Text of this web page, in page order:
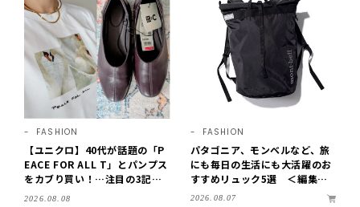
FASHION
【ユニクロ】40代が話題の「P
EACE FOR ALL T」とパンプス
をカブり買い！…注目の3記事
をチェック♪【LEE100人隊・2
2026.08.08
FASHION
パタゴニア、モンベルなど、旅
にも毎日の生活にも大活躍のお
すすめリュック5選 ＜編集部
セレクト＞【LEEマルシェ】
2026.08.07